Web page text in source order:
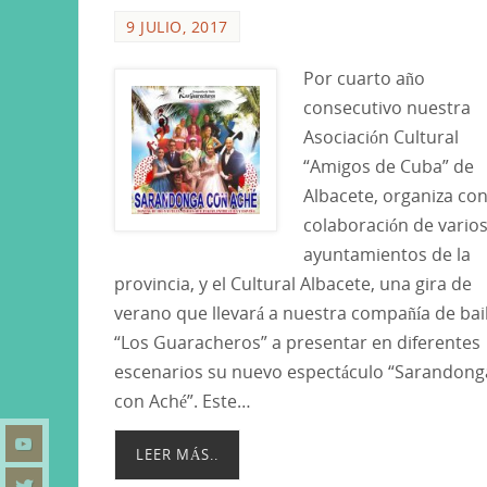
9 JULIO, 2017
Por cuarto año
consecutivo nuestra
Asociación Cultural
“Amigos de Cuba” de
Albacete, organiza
colaboración de varios
ayuntamientos de la
provincia, y el Cultural Albacete, una gira de
verano que llevará a nuestra compañía de
“Los Guaracheros” a presentar en diferentes
escenarios su nuevo espectáculo
con Aché”. Este…
LEER MÁS..